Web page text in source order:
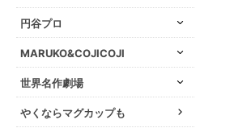
円谷プロ
MARUKO&COJICOJI
世界名作劇場
やくならマグカップも